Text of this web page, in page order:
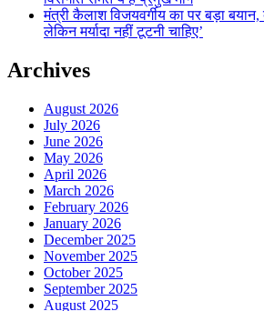
मंत्री कैलाश विजयवर्गीय का पर बड़ा
लेकिन मर्यादा नहीं टूटनी चाहिए’
Archives
August 2026
July 2026
June 2026
May 2026
April 2026
March 2026
February 2026
January 2026
December 2025
November 2025
October 2025
September 2025
August 2025